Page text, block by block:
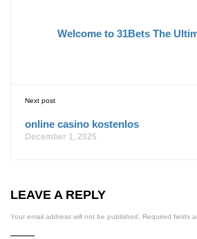
Welcome to 31Bets The
Next post
online casino kostenlos
December 1, 2025
LEAVE A REPLY
Your email address will not be published. Required fields